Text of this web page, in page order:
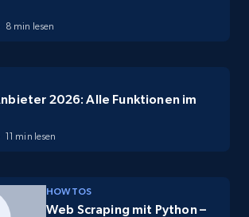
8 min lesen
2026: Alle Funktionen im
11 min lesen
HOW TOS
Web Scraping mit Python –